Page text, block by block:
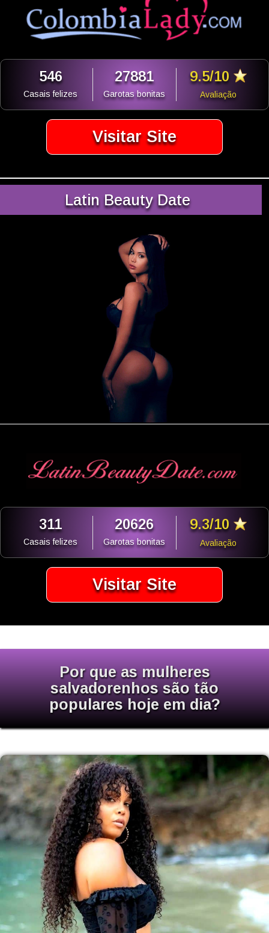
546
Casais felizes
27881
Garotas bonitas
9.5/10
Avaliação
Visitar Site
Latin Beauty Date
311
Casais felizes
20626
Garotas bonitas
9.3/10
Avaliação
Visitar Site
Por que as mulheres
salvadorenhos são tão
populares hoje em dia?